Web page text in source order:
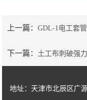
上一篇：GDL-1电工套
下一篇： 土工布刺破强
地址：天津市北辰区广